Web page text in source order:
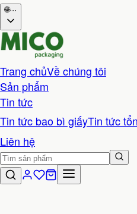
🌐···
Trang chủVề chúng tôi
Sản phẩm
Tin tức
Tin tức bao bì giấyTin tức
Liên hệ